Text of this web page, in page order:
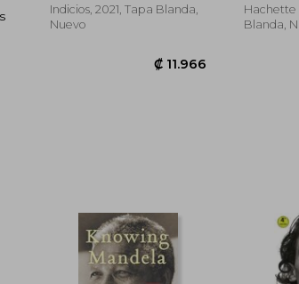
Indicios, 2021, Tapa Blanda,
Nuevo
Hachette
Blanda,